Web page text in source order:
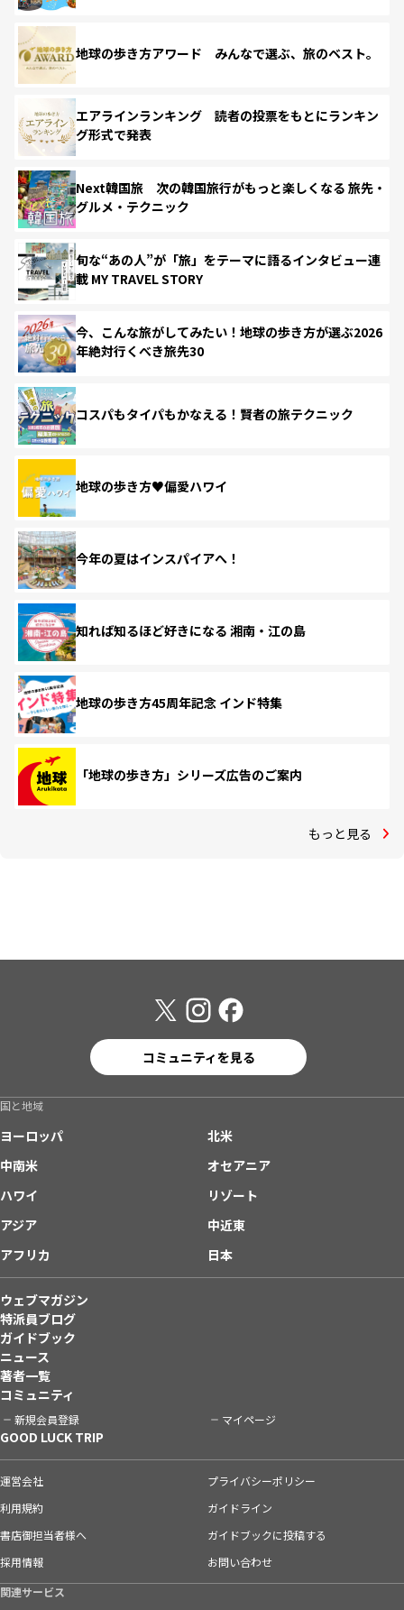
地球の歩き方アワード みんなで選ぶ、旅のベスト。
エアラインランキング 読者の投票をもとにランキン
グ形式で発表
Next韓国旅 次の韓国旅行がもっと楽しくなる 旅先・
グルメ・テクニック
旬な“あの人”が「旅」をテーマに語るインタビュー連
載 MY TRAVEL STORY
今、こんな旅がしてみたい！地球の歩き方が選ぶ2026
年絶対行くべき旅先30
コスパもタイパもかなえる！賢者の旅テクニック
地球の歩き方♥偏愛ハワイ
今年の夏はインスパイアへ！
知れば知るほど好きになる 湘南・江の島
地球の歩き方45周年記念 インド特集
「地球の歩き方」シリーズ広告のご案内
もっと見る
コミュニティを見る
国と地域
ヨーロッパ
北米
中南米
オセアニア
ハワイ
リゾート
アジア
中近東
アフリカ
日本
ウェブマガジン
特派員ブログ
ガイドブック
ニュース
著者一覧
コミュニティ
新規会員登録 マイページ
GOOD LUCK TRIP
運営会社
プライバシーポリシー
利用規約
ガイドライン
書店御担当者様へ
ガイドブックに投稿する
採用情報
お問い合わせ
関連サービス